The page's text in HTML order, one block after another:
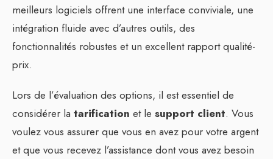
meilleurs logiciels offrent une interface conviviale, une
intégration fluide avec d’autres outils, des
fonctionnalités robustes et un excellent rapport qualité-
prix.
Lors de l’évaluation des options, il est essentiel de
considérer la tarification et le support client. Vous
voulez vous assurer que vous en avez pour votre argent
et que vous recevez l’assistance dont vous avez besoin